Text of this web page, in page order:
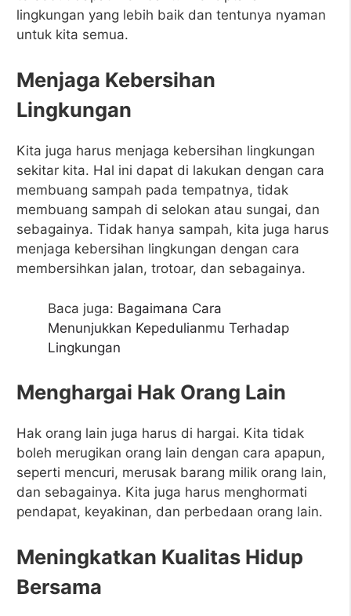
lingkungan yang lebih baik dan tentunya nyaman
untuk kita semua.
Menjaga Kebersihan
Lingkungan
Kita juga harus menjaga kebersihan lingkungan
sekitar kita. Hal ini dapat di lakukan dengan cara
membuang sampah pada tempatnya, tidak
membuang sampah di selokan atau sungai, dan
sebagainya. Tidak hanya sampah, kita juga harus
menjaga kebersihan lingkungan dengan cara
membersihkan jalan, trotoar, dan sebagainya.
Baca juga: Bagaimana Cara
Menunjukkan Kepedulianmu Terhadap
Lingkungan
Menghargai Hak Orang Lain
Hak orang lain juga harus di hargai. Kita tidak
boleh merugikan orang lain dengan cara apapun,
seperti mencuri, merusak barang milik orang lain,
dan sebagainya. Kita juga harus menghormati
pendapat, keyakinan, dan perbedaan orang lain.
Meningkatkan Kualitas Hidup
Bersama